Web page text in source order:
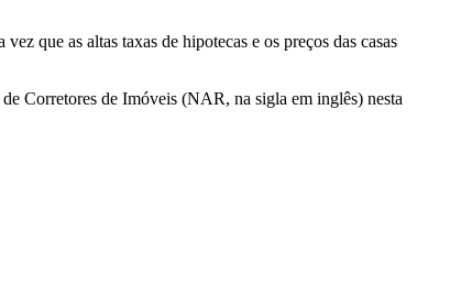
que as altas taxas de hipotecas e os preços das casas
Corretores de Imóveis (NAR, na sigla em inglês) nesta